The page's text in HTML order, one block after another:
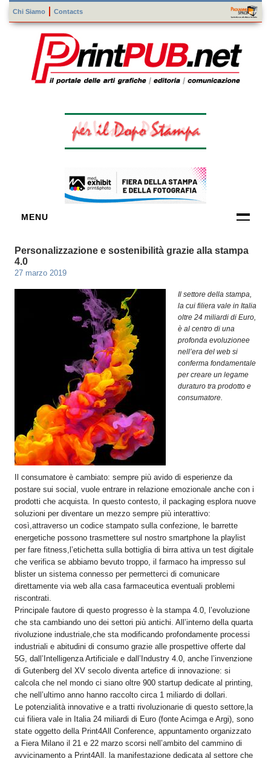
Chi Siamo Contacts
MENU
DI TECNOLOGIE
ENTI E
ASSOCIAZIONI
ZOOM
TEMATICI
EVENTI
VIDEO
Personalizzazione e sostenibilità grazie alla stampa
4.0
27 marzo 2019
Il settore della stampa,
la cui filiera vale in Italia
oltre 24 miliardi di Euro,
è al centro di una
profonda evoluzionee
nell’era del web si
conferma fondamentale
per creare un legame
duraturo tra prodotto e
consumatore.
Il consumatore è cambiato: sempre più avido di esperienze da
postare sui social, vuole entrare in relazione emozionale anche con i
prodotti che acquista. In questo contesto, il packaging esplora nuove
soluzioni per diventare un mezzo sempre più interattivo:
così,attraverso un codice stampato sulla confezione, le barrette
energetiche possono trasmettere sul nostro smartphone la playlist
per fare fitness,l’etichetta sulla bottiglia di birra attiva un test digitale
che verifica se abbiamo bevuto troppo, il farmaco ha impresso sul
blister un sistema connesso per permetterci di comunicare
direttamente via web alla casa farmaceutica eventuali problemi
riscontrati.
Principale fautore di questo progresso è la stampa 4.0, l’evoluzione
che sta cambiando uno dei settori più antichi. All’interno della quarta
rivoluzione industriale,che sta modificando profondamente processi
industriali e abitudini di consumo grazie alle prospettive offerte dal
5G, dall’Intelligenza Artificiale e dall’Industry 4.0, anche l’invenzione
di Gutenberg del XV secolo diventa artefice di innovazione: si
calcola che nel mondo ci siano oltre 900 startup dedicate al printing,
che nell’ultimo anno hanno raccolto circa 1 miliardo di dollari.
Le potenzialità innovative e a tratti rivoluzionarie di questo settore,la
cui filiera vale in Italia 24 miliardi di Euro (fonte Acimga e Argi), sono
state oggetto della Print4All Conference, appuntamento organizzato
a Fiera Milano il 21 e 22 marzo scorsi nell’ambito del cammino di
avvicinamento a Print4All, la manifestazione dedicata al settore che